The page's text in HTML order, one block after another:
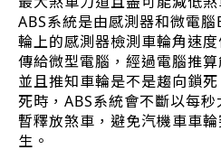
ABS系統是由感測器和微電
輪上的感測器檢測車輪角速
傳給微型電腦，經過電腦推
並且推知車輪是不是趨向鎖
死時，ABS系統會不斷以每
暫釋放煞車，避免汽機車車
生。